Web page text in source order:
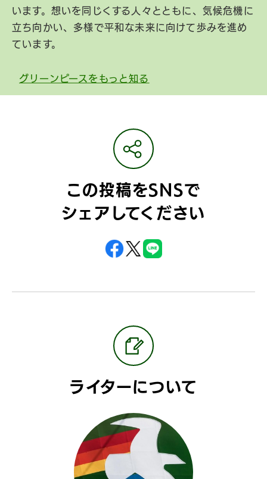
います。想いを同じくする人々とともに、気候危機に
立ち向かい、多様で平和な未来に向けて歩みを進め
ています。
グリーンピースをもっと知る
この投稿をSNSで
シェアしてください
ライターについて